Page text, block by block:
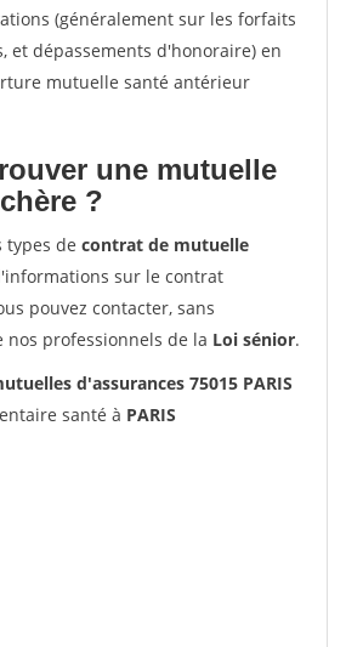
(généralement sur les forfaits
et dépassements d'honoraire) en
mutuelle santé antérieur
une mutuelle
?
types de contrat de mutuelle
sur le contrat
pouvez contacter, sans
nos professionnels de la Loi sénior.
d'assurances 75015 PARIS
santé à PARIS